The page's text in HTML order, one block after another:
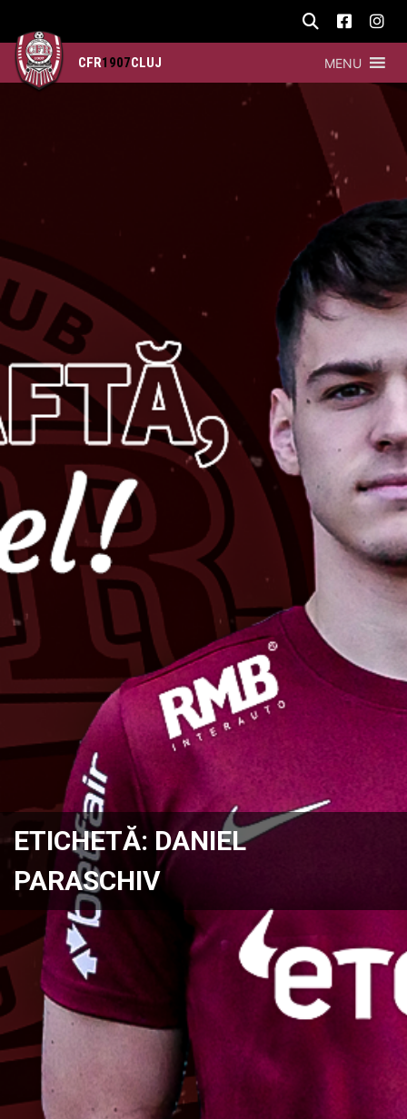
CFR1907CLUJ MENU
ETICHETĂ: DANIEL
PARASCHIV